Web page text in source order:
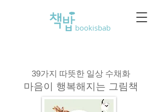
bookisbab
39가지 따뜻한 일상 수채화
마음이 행복해지는 그림책